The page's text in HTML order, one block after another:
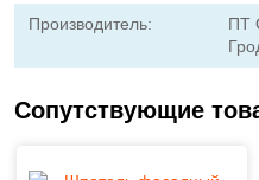
Производитель:
ПТ
Сопутствующие